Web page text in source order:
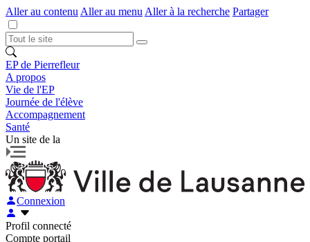
Aller au contenu Aller au menu Aller à la recherche Partager
EP de Pierrefleur
A propos
Vie de l'EP
Journée de l'élève
Accompagnement
Santé
Un site de la
Connexion
Profil connecté
Compte portail